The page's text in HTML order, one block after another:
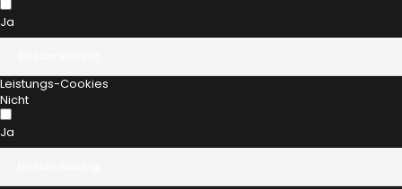
Ja
Leistungs-Cookies
Nicht
Ja